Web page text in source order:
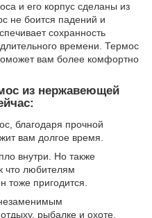
и его корпус сделаны из
не боится падений и
сохранность
времени. Термос
вам более комфортно
из нержавеющей
благодаря прочной
вам долгое время.
внутри. Но также
что любителям
тоже пригодится.
рыбалке и охоте.